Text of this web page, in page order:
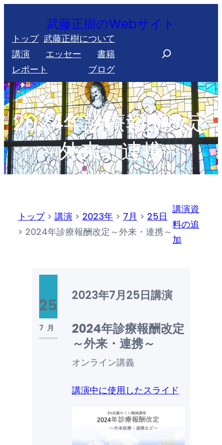
を
ス
キ
ッ
プ
武藤正樹のWebサイト
トップ 武藤正樹について
講演
エッセー
書籍
レポート
ブログ
r
c
h
2024年診療報酬改定
～外来・連携～
トップ> 講演 > 2023年 > 7月 > 25日
> 2024年診療報酬改定～外来・連携～
講演資
料の追
加
25
7月
2023年7月25日講演
2024年診療報酬改定
～外来・連携～
オンライン講義
講演中に使用したスライド